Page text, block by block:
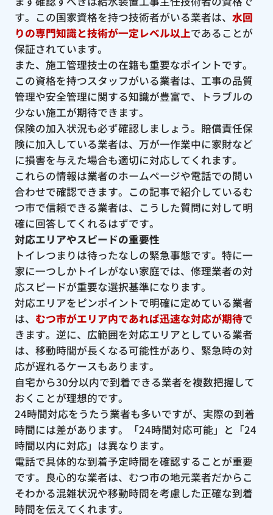
す。この国家資格を持つ技術者がいる業者は、 水回
りの専門知識と技術が一定レベル以上であることが
保証されています。
また、施工管理技士の在籍も重要なポイントです。
この資格を持つスタッフがいる業者は、工事の品質
管理や安全管理に関する知識が豊富で、トラブルの
少ない施工が期待できます。
保険の加入状況も必ず確認しましょう。賠償責任保
険に加入している業者は、万が一作業中に家財など
に損害を与えた場合も適切に対応してくれます。
これらの情報は業者のホームページや電話での問い
合わせで確認できます。この記事で紹介しているむ
つ市で信頼できる業者は、こうした質問に対して明
確に回答してくれるはずです。
対応エリアやスピードの重要性
トイレつまりは待ったなしの緊急事態です。特に一
家に一つしかトイレがない家庭では、修理業者の対
応スピードが重要な選択基準になります。
対応エリアをピンポイントで明確に定めている業者
は、 むつ市がエリア内であれば迅速な対応が期待で
きます。逆に、広範囲を対応エリアとしている業者
は、移動時間が長くなる可能性があり、緊急時の対
応が遅れるケースもあります。
自宅から30分以内で到着できる業者を複数把握して
おくことが理想的です。
24時間対応をうたう業者も多いですが、実際の到着
時間には差があります。「24時間対応可能」と「24
時間以内に対応」は異なります。
電話で具体的な到着予定時間を確認することが重要
です。良心的な業者は、むつ市の地元業者だからこ
そわかる混雑状況や移動時間を考慮した正確な到着
時間を伝えてくれます。